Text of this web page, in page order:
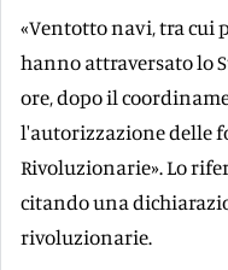
«Ventotto navi, tra cui
hanno attraversato lo
ore, dopo il
l'autorizzazione delle
Rivoluzionarie». Lo
citando una
rivoluzionarie.